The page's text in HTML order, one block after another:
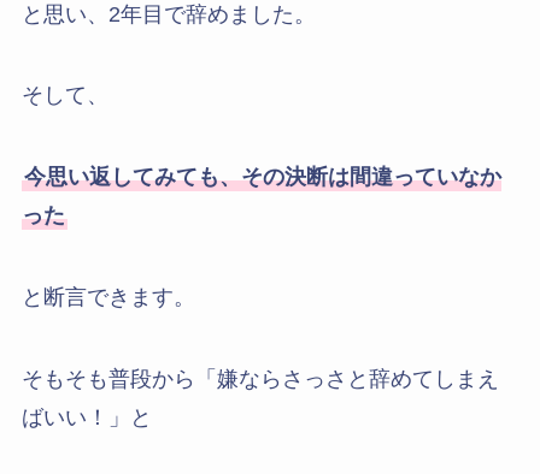
と思い、2年目で辞めました。
そして、
今思い返してみても、その決断は間違っていなか
った
と断言できます。
そもそも普段から「嫌ならさっさと辞めてしまえ
ばいい！」と